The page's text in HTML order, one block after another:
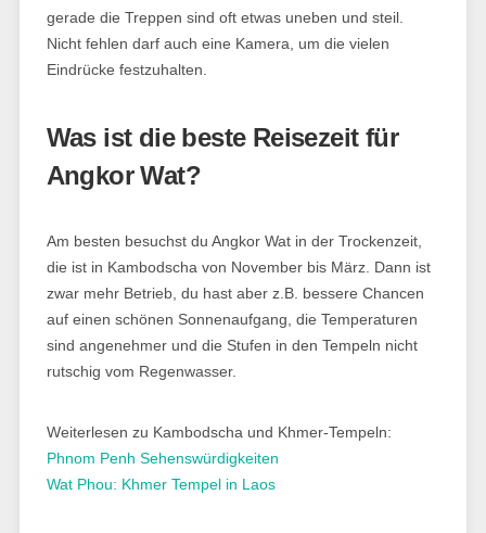
gerade die Treppen sind oft etwas uneben und steil.
Nicht fehlen darf auch eine Kamera, um die vielen
Eindrücke festzuhalten.
Was ist die beste Reisezeit für
Angkor Wat?
Am besten besuchst du Angkor Wat in der Trockenzeit,
die ist in Kambodscha von November bis März. Dann ist
zwar mehr Betrieb, du hast aber z.B. bessere Chancen
auf einen schönen Sonnenaufgang, die Temperaturen
sind angenehmer und die Stufen in den Tempeln nicht
rutschig vom Regenwasser.
Weiterlesen zu Kambodscha und Khmer-Tempeln:
Phnom Penh Sehenswürdigkeiten
Wat Phou: Khmer Tempel in Laos